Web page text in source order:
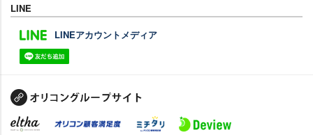
LINE
LINEアカウントメディア